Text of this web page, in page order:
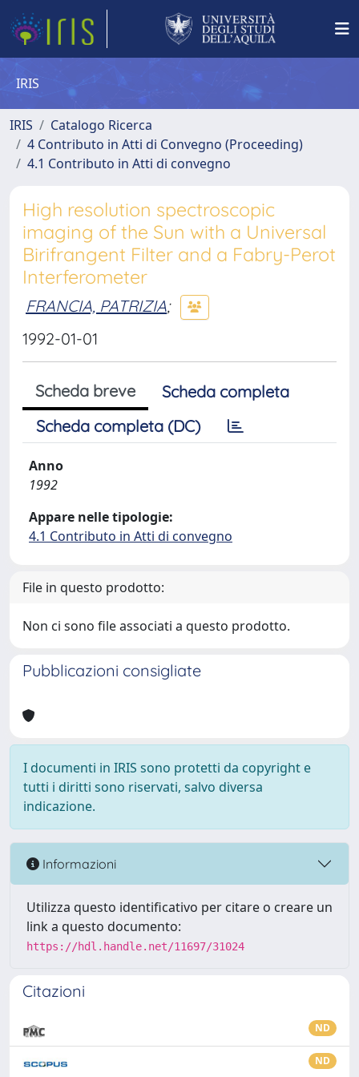
IRIS
IRIS
Catalogo Ricerca
4 Contributo in Atti di Convegno (Proceeding)
4.1 Contributo in Atti di convegno
High resolution spectroscopic
imaging of the Sun with a Universal
Birifrangent Filter and a Fabry-Perot
Interferometer
FRANCIA, PATRIZIA;
1992-01-01
Scheda breve
Scheda completa
Scheda completa (DC)
Anno
1992
Appare nelle tipologie:
4.1 Contributo in Atti di convegno
File in questo prodotto:
Non ci sono file associati a questo prodotto.
Pubblicazioni consigliate
I documenti in IRIS sono protetti da copyright e
tutti i diritti sono riservati, salvo diversa
indicazione.
Informazioni
Utilizza questo identificativo per citare o creare un
link a questo documento:
https://hdl.handle.net/11697/31024
Citazioni
ND
ND